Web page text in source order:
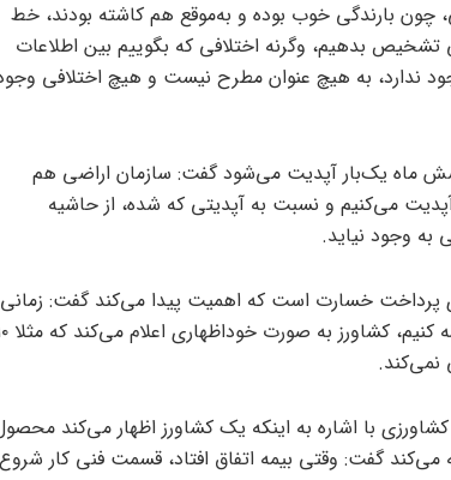
چون بارندگی خوب بوده و به‌موقع هم کاشته بودند، خط
تشخیص بدهیم، وگرنه اختلافی که بگوییم بین اطلاعات
ندارد، به هیچ عنوان مطرح نیست و هیچ اختلافی
شش ماه یک‌بار آپدیت می‌شود گفت: سازمان اراضی هم
می‌کنیم و نسبت به آپدیتی که شده، از حاشیه
به وجود نیاید.
پرداخت خسارت است که اهمیت پیدا می‌کند گفت: زمانی
که می‌خواهیم یک محصول کشاورزی را
نمی‌کند.
با اشاره به اینکه یک کشاورز اظهار می‌کند
گفت: وقتی بیمه اتفاق افتاد، قسمت فنی کار شروع